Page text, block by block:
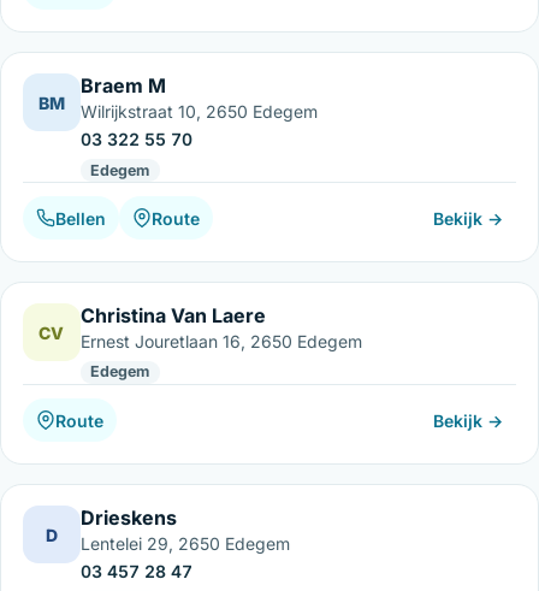
BM
Braem M
Wilrijkstraat 10, 2650 Edegem
03 322 55 70
Edegem
Bellen Route Bekijk →
CV
Christina Van Laere
Ernest Jouretlaan 16, 2650 Edegem
Edegem
Route Bekijk →
D
Drieskens
Lentelei 29, 2650 Edegem
03 457 28 47